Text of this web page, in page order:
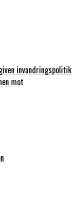
invandringspolitik
mot